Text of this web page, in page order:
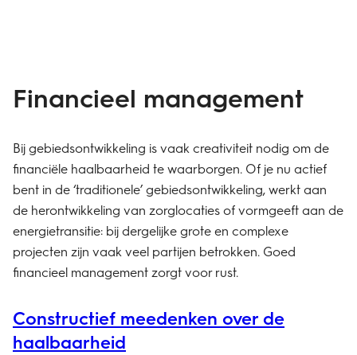
Financieel management
Bij gebiedsontwikkeling is vaak creativiteit nodig om de
financiële haalbaarheid te waarborgen. Of je nu actief
bent in de ‘traditionele’ gebiedsontwikkeling, werkt aan
de herontwikkeling van zorglocaties of vormgeeft aan de
energietransitie: bij dergelijke grote en complexe
projecten zijn vaak veel partijen betrokken. Goed
financieel management zorgt voor rust.
Constructief meedenken over de
haalbaarheid